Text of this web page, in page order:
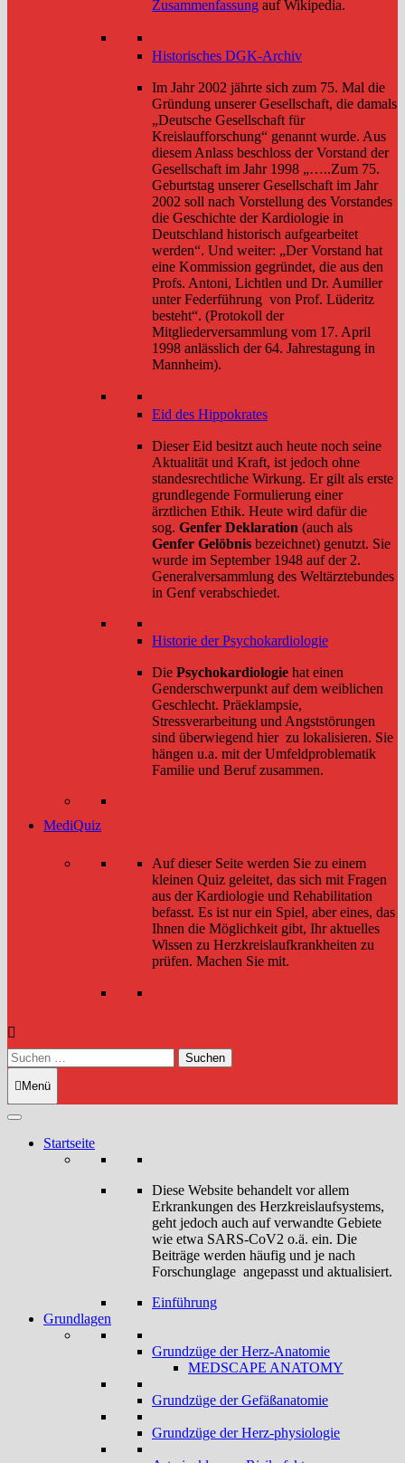
Zusammenfassung auf Wikipedia.
Historisches DGK-Archiv
Im Jahr 2002 jährte sich zum 75. Mal die
Gründung unserer Gesellschaft, die damals
„Deutsche Gesellschaft für
Kreislaufforschung“ genannt wurde. Aus
diesem Anlass beschloss der Vorstand der
Gesellschaft im Jahr 1998 „…..Zum 75.
Geburtstag unserer Gesellschaft im Jahr
2002 soll nach Vorstellung des Vorstandes
die Geschichte der Kardiologie in
Deutschland historisch aufgearbeitet
werden“. Und weiter: „Der Vorstand hat
eine Kommission gegründet, die aus den
Profs. Antoni, Lichtlen und Dr. Aumiller
unter Federführung von Prof. Lüderitz
besteht“. (Protokoll der
Mitgliederversammlung vom 17. April
1998 anlässlich der 64. Jahrestagung in
Mannheim).
Eid des Hippokrates
Dieser Eid besitzt auch heute noch seine
Aktualität und Kraft, ist jedoch ohne
standesrechtliche Wirkung. Er gilt als erste
grundlegende Formulierung einer
ärztlichen Ethik. Heute wird dafür die
sog. Genfer Deklaration (auch als
Genfer Gelöbnis bezeichnet) genutzt. Sie
wurde im September 1948 auf der 2.
Generalversammlung des Weltärztebundes
in Genf verabschiedet.
Historie der Psychokardiologie
Die Psychokardiologie hat einen
Genderschwerpunkt auf dem weiblichen
Geschlecht. Präeklampsie,
Stressverarbeitung und Angststörungen
sind überwiegend hier zu lokalisieren. Sie
hängen u.a. mit der Umfeldproblematik
Familie und Beruf zusammen.
MediQuiz
Auf dieser Seite werden Sie zu einem
kleinen Quiz geleitet, das sich mit Fragen
aus der Kardiologie und Rehabilitation
befasst. Es ist nur ein Spiel, aber eines, das
Ihnen die Möglichkeit gibt, Ihr aktuelles
Wissen zu Herzkreislaufkrankheiten zu
prüfen. Machen Sie mit.
Suchen
nach:
Menü
Startseite
Diese Website behandelt vor allem
Erkrankungen des Herzkreislaufsystems,
geht jedoch auch auf verwandte Gebiete
wie etwa SARS-CoV2 o.ä. ein. Die
Beiträge werden häufig und je nach
Forschunglage angepasst und aktualisiert.
Einführung
Grundlagen
Grundzüge der Herz-Anatomie
MEDSCAPE ANATOMY
Grundzüge der Gefäßanatomie
Grundzüge der Herz-physiologie